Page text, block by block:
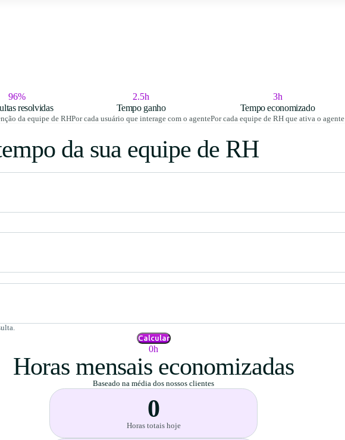
96%
resolvidas
da equipe de RH
2.5h
Tempo ganho
Por cada usuário que interage com o agente
3h
Tempo economizado
Por cada equipe de RH que ativa o agente
da sua equipe de RH
Calcular
0h
Horas mensais economizadas
Baseado na média dos nossos clientes
0
Horas totais hoje